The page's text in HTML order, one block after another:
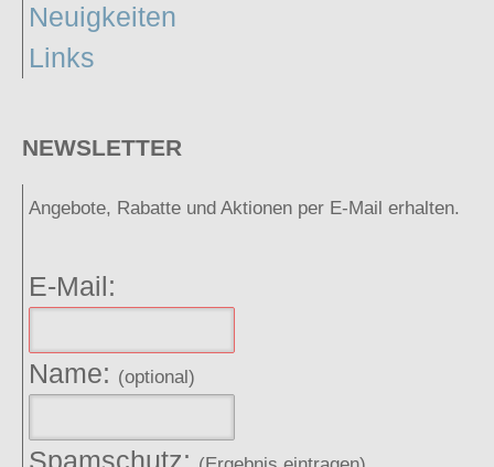
Neuigkeiten
Links
NEWSLETTER
Angebote, Rabatte und Aktionen per E-Mail erhalten.
E-Mail:
Name: (optional)
Spamschutz: